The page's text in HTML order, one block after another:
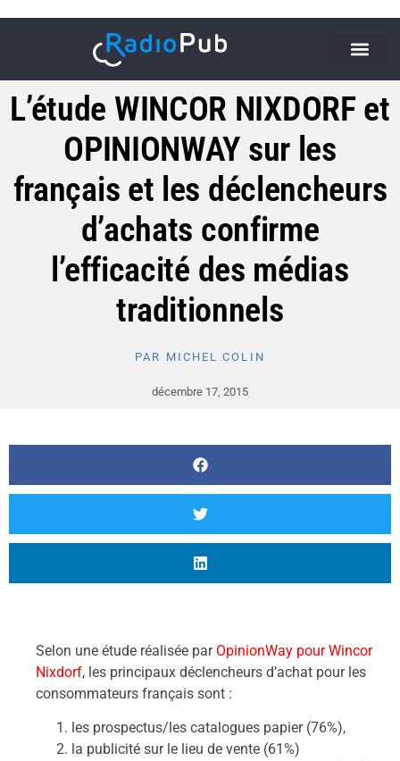
L’étude WINCOR NIXDORF et
OPINIONWAY sur les
français et les déclencheurs
d’achats confirme
l’efficacité des médias
traditionnels
PAR MICHEL COLIN
décembre 17, 2015
Selon une étude réalisée par OpinionWay pour Wincor
Nixdorf, les principaux déclencheurs d’achat pour les
consommateurs français sont :
les prospectus/les catalogues papier (76%),
la publicité sur le lieu de vente (61%)